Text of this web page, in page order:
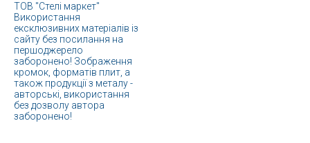
ТОВ "Стелі маркет"
Використання
ексклюзивних матеріалів із
сайту без посилання на
першоджерело
заборонено! Зображення
кромок, форматів плит, а
також продукції з металу -
авторські, використання
без дозволу автора
заборонено!